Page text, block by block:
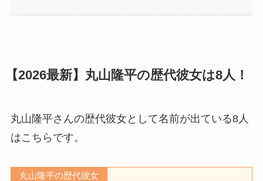
【2026最新】丸山隆平の歴代彼女は8人！
丸山隆平さんの歴代彼女として名前が出ている8人
はこちらです。
丸山隆平の歴代彼女